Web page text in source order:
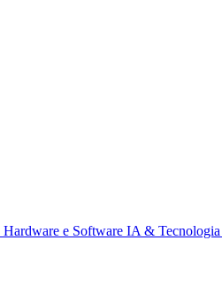
Hardware e Software IA & Tecnologia